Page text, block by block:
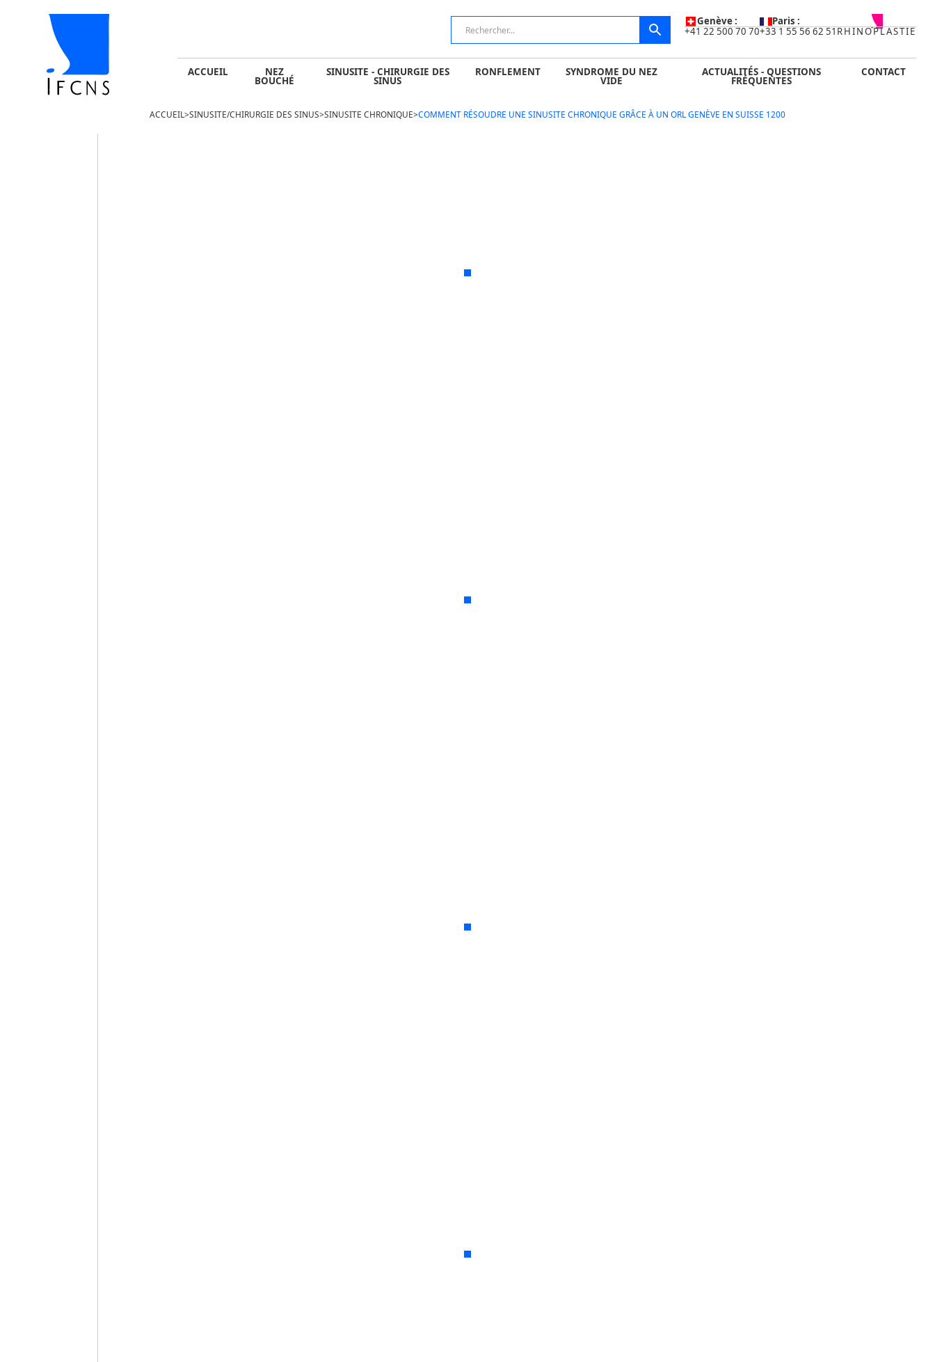
Genève :
+41 22 500 70 70
Paris :
+33 1 55 56 62 51 RHINOPLASTIE
ACCUEIL NEZ
BOUCHÉ
SINUSITE - CHIRURGIE DES
SINUS
RONFLEMENT SYNDROME DU NEZ
VIDE
ACTUALITÉS - QUESTIONS
FRÉQUENTES
CONTACT
RONFLEMENT SYNDROME DU NEZ VIDE ACTUALITÉS - QUESTIONS FRÉQUENTES CONTACT
ACCUEIL>SINUSITE/CHIRURGIE DES SINUS>SINUSITE CHRONIQUE>COMMENT RÉSOUDRE UNE SINUSITE CHRONIQUE GRÂCE À UN ORL GENÈVE EN SUISSE 1200